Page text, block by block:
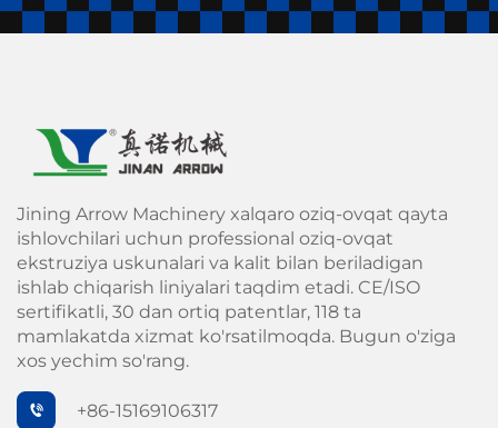
Jining Arrow Machinery xalqaro oziq-ovqat qayta
ishlovchilari uchun professional oziq-ovqat
ekstruziya uskunalari va kalit bilan beriladigan
ishlab chiqarish liniyalari taqdim etadi. CE/ISO
sertifikatli, 30 dan ortiq patentlar, 118 ta
mamlakatda xizmat ko'rsatilmoqda. Bugun o'ziga
xos yechim so'rang.
+86-15169106317